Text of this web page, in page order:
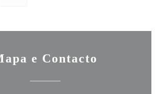
e Contacto